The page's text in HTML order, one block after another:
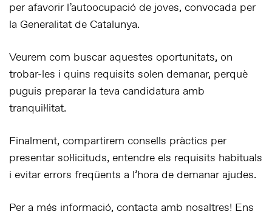
per afavorir l’autoocupació de joves, convocada per
la Generalitat de Catalunya.
Veurem com buscar aquestes oportunitats, on
trobar-les i quins requisits solen demanar, perquè
puguis preparar la teva candidatura amb
tranquil·litat.
Finalment, compartirem consells pràctics per
presentar sol·licituds, entendre els requisits habituals
i evitar errors freqüents a l’hora de demanar ajudes.
Per a més informació, contacta amb nosaltres! Ens